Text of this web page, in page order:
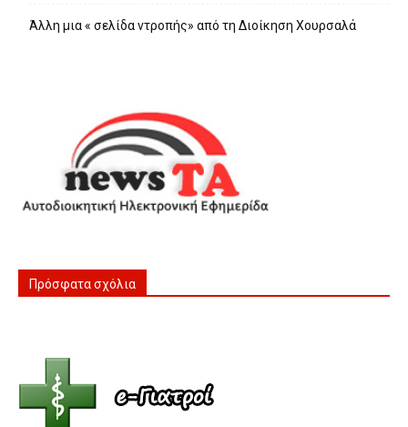
Άλλη μια « σελίδα ντροπής» από τη Διοίκηση Χουρσαλά
Πρόσφατα σχόλια